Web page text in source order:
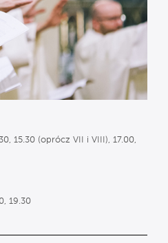
15.30 (oprócz VII i VIII), 17.00,
19.30